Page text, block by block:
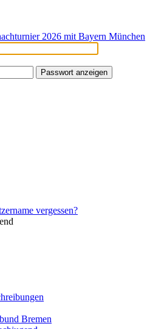
2026 mit Bayern München
Passwort anzeigen
vergessen?
Bremen